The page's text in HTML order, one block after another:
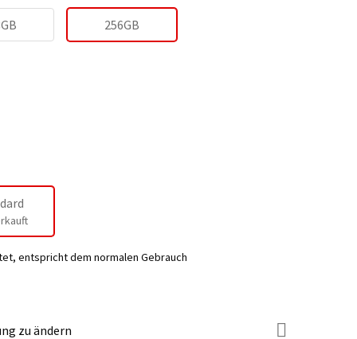
256GB
entspricht dem normalen Gebrauch
zu ändern